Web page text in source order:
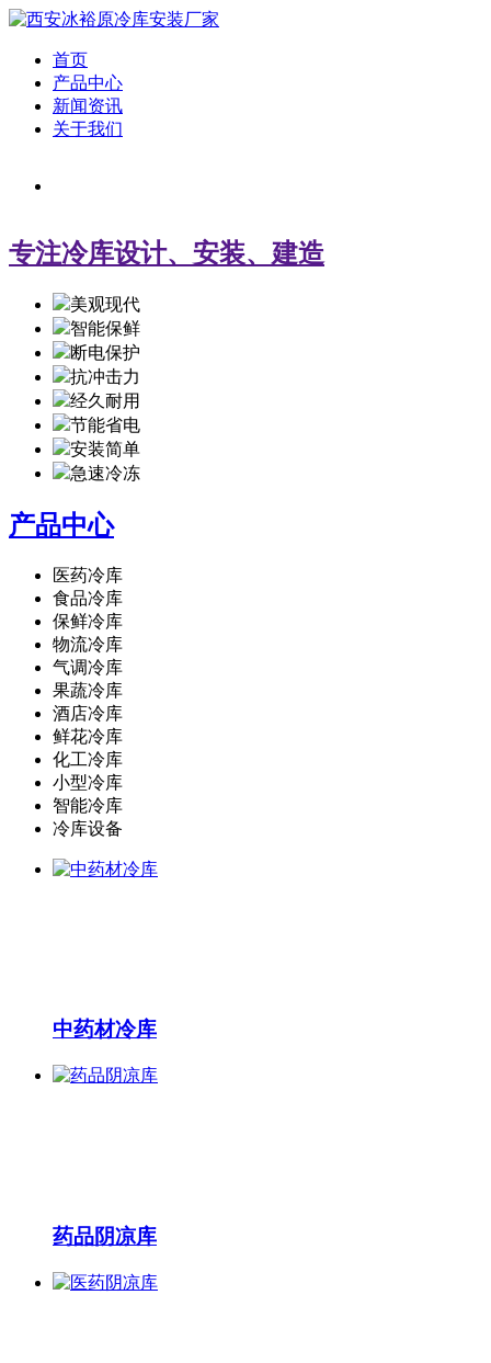
首页
产品中心
新闻资讯
关于我们
专注冷库设计、安装、建造
美观现代
智能保鲜
断电保护
抗冲击力
经久耐用
节能省电
安装简单
急速冷冻
产品中心
医药冷库
食品冷库
保鲜冷库
物流冷库
气调冷库
果蔬冷库
酒店冷库
鲜花冷库
化工冷库
小型冷库
智能冷库
冷库设备
中药材冷库
药品阴凉库